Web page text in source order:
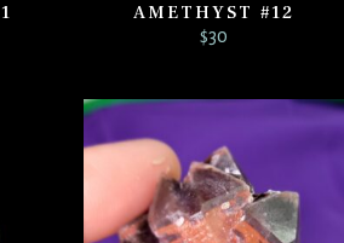
AMETHYST #12
$30